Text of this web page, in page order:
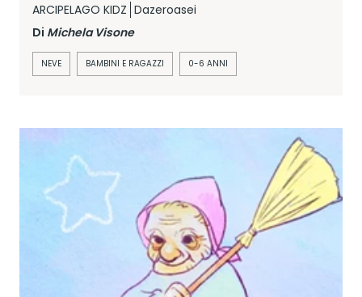
ARCIPELAGO KIDZ Dazeroasei
Di Michela Visone
NEVE BAMBINI E RAGAZZI 0-6 ANNI